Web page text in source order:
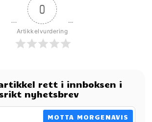
0
Artikkelvurdering
rett i innboksen i
nyhetsbrev
MOTTA MORGENAVIS